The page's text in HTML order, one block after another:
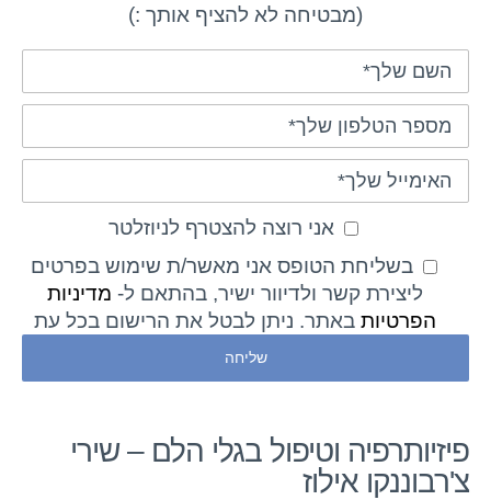
(מבטיחה לא להציף אותך :)
אני רוצה להצטרף לניוזלטר
בשליחת הטופס אני מאשר/ת שימוש בפרטים
ליצירת קשר ולדיוור ישיר, בהתאם ל- מדיניות
הפרטיות באתר. ניתן לבטל את הרישום בכל עת
פיזיותרפיה וטיפול בגלי הלם – שירי
צ'רבוננקו אילוז